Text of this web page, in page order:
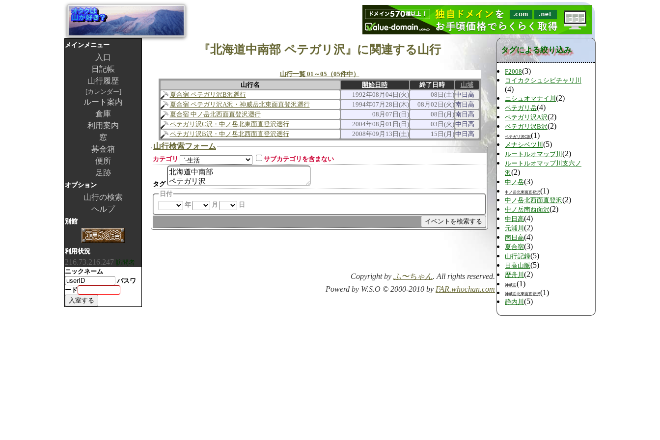
『北海道中南部 ペテガリ沢』に関連する山行
山行一覧 01～05（05件中）
山行名
開始日時 終了日時
山域
夏合宿 ペテガリ沢B沢遡行
1992年08月04日(火) 08日(土)中日高
夏合宿 ペテガリ沢A沢・神威岳北東面直登沢遡行
1994年07月28日(木) 08月02日(火)南日高
夏合宿 中ノ岳北西面直登沢遡行
08月07日(日) 08日(月)南日高
ペテガリ沢C沢・中ノ岳北東面直登沢遡行
2004年08月01日(日) 03日(火)中日高
ペテガリ沢B沢・中ノ岳北西面直登沢遡行
2008年09月13日(土) 15日(月)中日高
山行検索フォーム
カテゴリ サブカテゴリを含まない
タグ
日付
年
月 日
タグによる絞り込み
F2008(3)
コイカクシュシビチャリ川
(4)
ニシュオマナイ川 (2)
ペテガリ岳(4)
ペテガリ沢A沢(2)
ペテガリ沢B沢(2)
ペテガリ沢C沢(1)
メナシベツ川 (5)
ルートルオマップ川 (2)
ルートルオマップ川支六ノ
沢(2)
中ノ岳(3)
中ノ岳北東面直登沢(1)
中ノ岳北西面直登沢(2)
中ノ岳南西面沢(2)
中日高(4)
元浦川 (2)
南日高(4)
夏合宿(3)
山行記録(5)
日高山脈(5)
歴舟川 (2)
神威岳(1)
神威岳北東面直登沢(1)
静内川 (5)
メインメニュー
入口
日記帳
山行履歴
カレンダー
ルート案内
倉庫
利用案内
窓
募金箱
便所
足跡
オプション
山行の検索
ヘルプ
別館
利用状況
216.73.216.247 訪問者
ニックネーム
パスワ
ード
Copyright by ふ〜ちゃん. All rights reserved.
Powerd by W.S.O © 2000-2010 by FAR.whochan.com